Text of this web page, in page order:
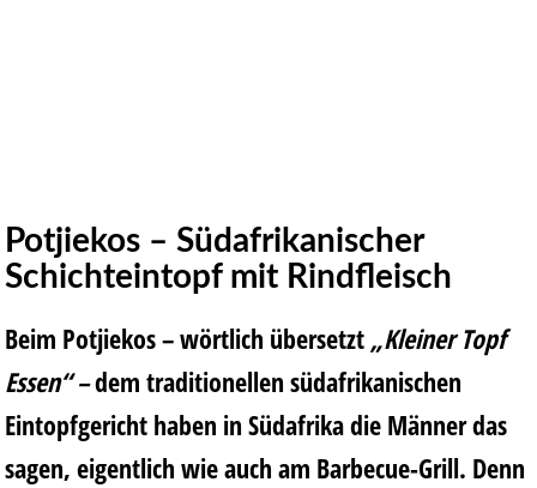
Potjiekos – Südafrikanischer
Schichteintopf mit Rindfleisch
Beim Potjiekos – wörtlich übersetzt „Kleiner Topf
Essen“ –dem traditionellen südafrikanischen
Eintopfgericht haben in Südafrika die Männer das
sagen, eigentlich wie auch am Barbecue-Grill. Denn